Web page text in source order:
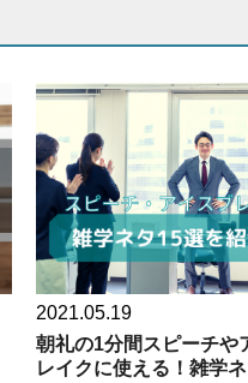
2021.05.19
朝礼の1分間スピーチや
レイクに使える！雑学